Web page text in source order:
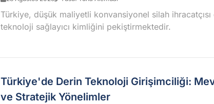
Türkiye, düşük maliyetli konvansiyonel silah
teknoloji sağlayıcı kimliğini pekiştirmektedir.
Türkiye'de Derin Teknoloji Girişimciliği:
ve Stratejik Yönelimler